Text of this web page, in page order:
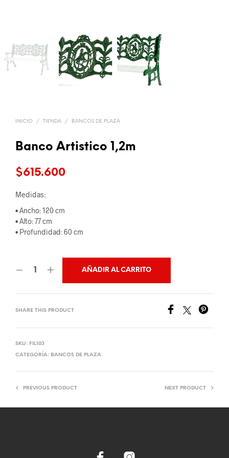
INICIO / TIENDA / BANCOS DE PLAZA
Banco Artistico 1,2m
$615.600
Medidas:
• Ancho: 120 cm
• Alto: 77 cm
• Profundidad: 60 cm
AÑADIR AL CARRITO
SHARE THIS PRODUCT
SKU: FIL103
CATEGORÍA: BANCOS DE PLAZA
PREVIOUS PRODUCT NEXT PRODUCT